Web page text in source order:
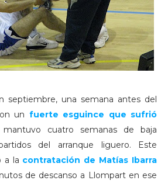
septiembre, una semana antes del
un fuerte esguince que sufrió
cuatro semanas de baja
del arranque liguero. Este
a la contratación de Matías Ibarra
de descanso a Llompart en ese